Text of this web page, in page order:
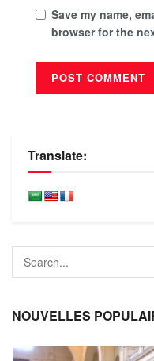
Save my name,
browser for the
Translate:
NOUVELLES